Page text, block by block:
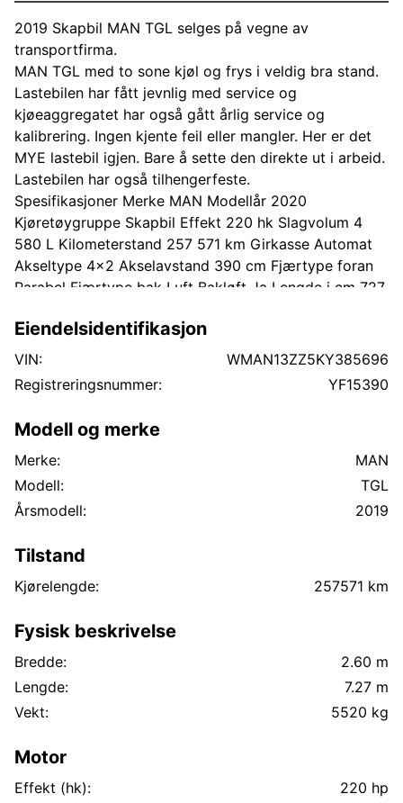
2019 Skapbil MAN TGL selges på vegne av
transportfirma.
MAN TGL med to sone kjøl og frys i veldig bra stand.
Lastebilen har fått jevnlig med service og
kjøeaggregatet har også gått årlig service og
kalibrering. Ingen kjente feil eller mangler. Her er det
MYE lastebil igjen. Bare å sette den direkte ut i arbeid.
Lastebilen har også tilhengerfeste.
Spesifikasjoner Merke MAN Modellår 2020
Kjøretøygruppe Skapbil Effekt 220 hk Slagvolum 4
580 L Kilometerstand 257 571 km Girkasse Automat
Akseltype 4x2 Akselavstand 390 cm Fjærtype foran
Parabel Fjærtype bak Luft Bakløft Ja Lengde i cm 727
Frys Antall palleplasser 15 Kjøretøyet står i Norge
Registreringsnummer YF15390 Chassis nr. (VIN)
gang registrert 13.05.2019 EU-godkjent Ja Sist EU-
Utstyr Diff. sperre Ekstralys Klimakontroll Komfortstol
Kupevarmer Luksusstol Navigasjon Radio/CD
Spoilersett
Eiendelsidentifikasjon
VIN:
WMAN13ZZ5KY385696
Registreringsnummer:
YF15390
Modell og merke
Merke:
MAN
Modell:
TGL
Årsmodell:
2019
Tilstand
Kjørelengde: 257571 km
Fysisk beskrivelse
Bredde:
2.60 m
Lengde:
7.27 m
Vekt:
5520 kg
Motor
Effekt (hk):
220 hp